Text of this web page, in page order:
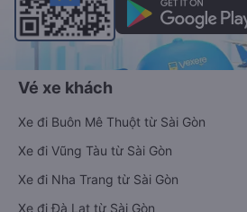
Vé xe khách
Xe đi Buôn Mê Thuột từ Sài Gòn
Xe đi Vũng Tàu từ Sài Gòn
Xe đi Nha Trang từ Sài Gòn
Xe đi Đà Lạt từ Sài Gòn